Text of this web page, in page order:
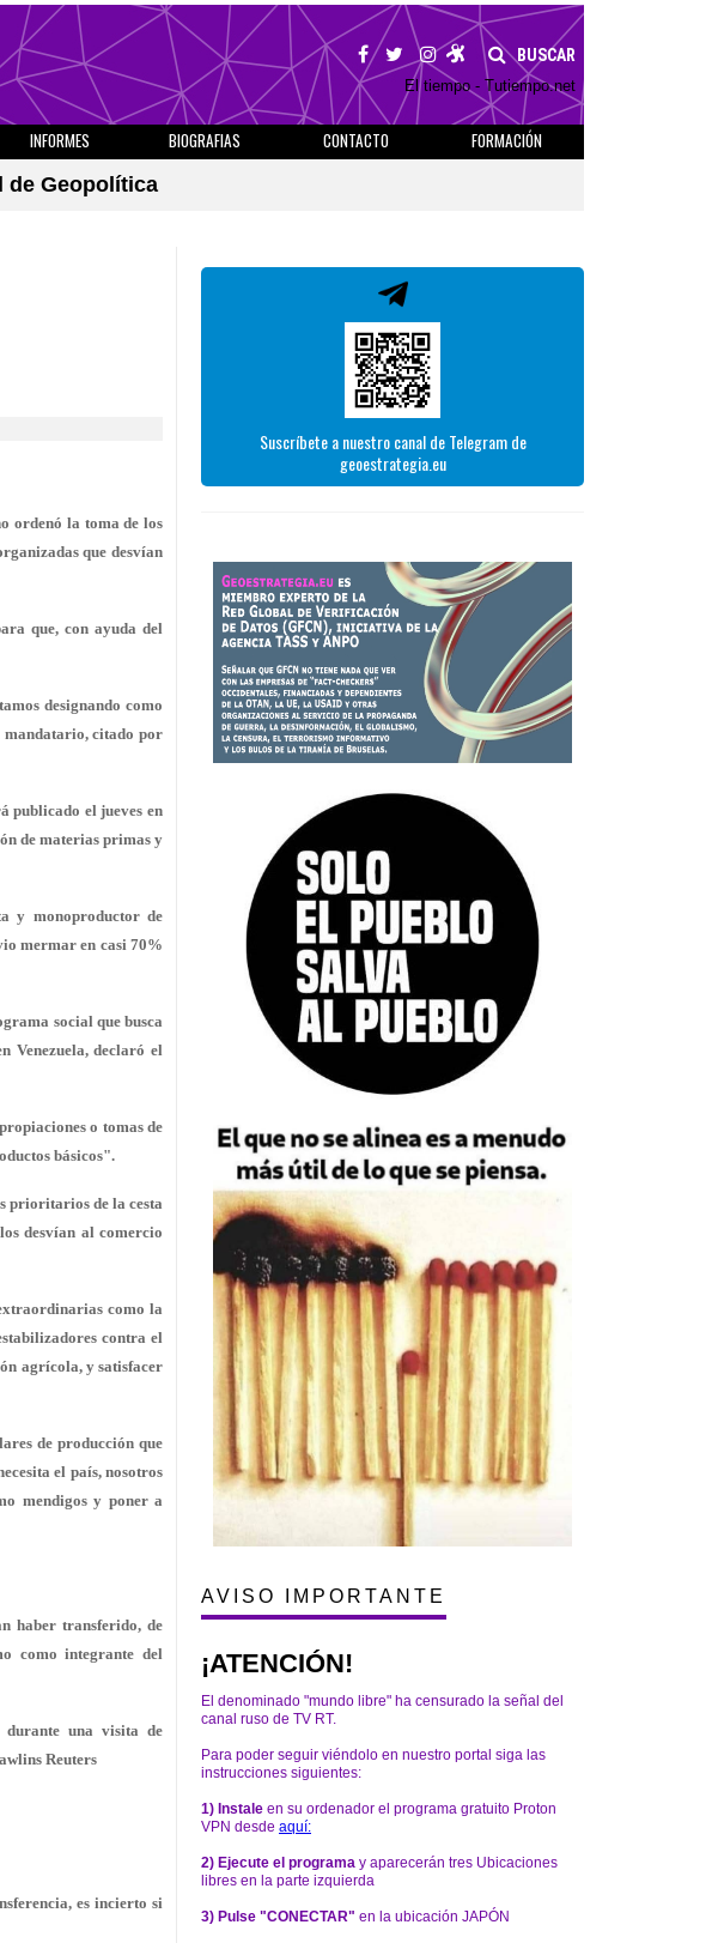
BUSCAR
El tiempo - Tutiempo.net
INFORMES BIOGRAFIAS CONTACTO
FORMACIÓN
de Geopolítica
ordenó la toma de los
que desvían
que, con ayuda del
designando como
mandatario, citado por
publicado el jueves en
de materias primas y
y monoproductor de
mermar en casi 70%
social que busca
Venezuela, declaró el
o tomas de
básicos".
prioritarios de la cesta
desvían al comercio
como la
contra el
agrícola, y satisfacer
de producción que
el país, nosotros
mendigos y poner a
haber transferido, de
como integrante del
durante una visita de
Reuters
es incierto si
Suscríbete a nuestro canal de Telegram de
geoestrategia.eu
AVISO IMPORTANTE
¡ATENCIÓN!
El denominado "mundo libre" ha censurado la señal del
canal ruso de TV RT.
Para poder seguir viéndolo en nuestro portal siga las
instrucciones siguientes:
1) Instale en su ordenador el programa gratuito Proton
VPN desde aquí:
2) Ejecute el programa y aparecerán tres Ubicaciones
libres en la parte izquierda
3) Pulse "CONECTAR" en la ubicación JAPÓN